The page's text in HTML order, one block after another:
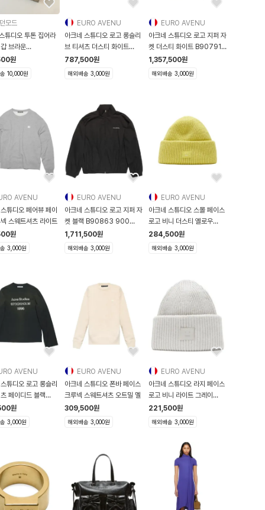
모드
튜디오 투톤 집어라
브라운
원
10,000원
EURO AVENU
아크네 스튜디오 로고 롱슬리
브 티셔츠 더스티 화이트
CL0197
787,500원
해외배송 3,000원
EURO AVENU
아크네 스튜디오 로고 지퍼 자
켓 더스티 화이트 B90791
DC6 B9079
1,357,500원
해외배송 3,000원
AVENU
튜디오 페어뷰 페이
스웨트셔츠 라이트
원
3,000원
EURO AVENU
아크네 스튜디오 로고 지퍼 자
켓 블랙 B90863 900
B90863-900
1,711,500원
해외배송 3,000원
EURO AVENU
아크네 스튜디오 스몰 페이스
로고 비니 더스티 옐로우
C4027
284,500원
해외배송 3,000원
AVENU
튜디오 로고 롱슬리
페이디드 블랙
원
3,000원
EURO AVENU
아크네 스튜디오 폰바 페이스
크루넥 스웨트셔츠 오트밀 멜
309,500원
해외배송 3,000원
EURO AVENU
아크네 스튜디오 라지 페이스
로고 비니 라이트 그레이
C4042
221,500원
해외배송 3,000원